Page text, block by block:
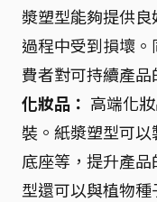
漿塑型能夠提供
過程中受到損壞
費者對可持續產品
化妝品： 高端化
裝。紙漿塑型可
底座等，提升產
型還可以與植物